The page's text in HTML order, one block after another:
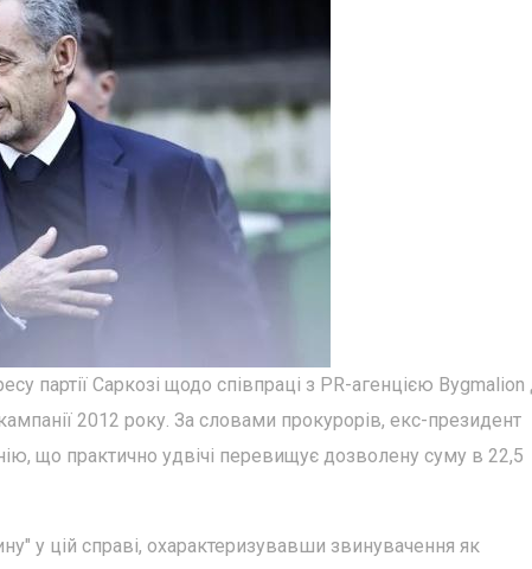
партії Саркозі щодо співпраці з PR-агенцією Bygmalion
2012 року. За словами прокурорів, екс-президент
що практично удвічі перевищує дозволену суму в 22,5
у цій справі, охарактеризувавши звинувачення як